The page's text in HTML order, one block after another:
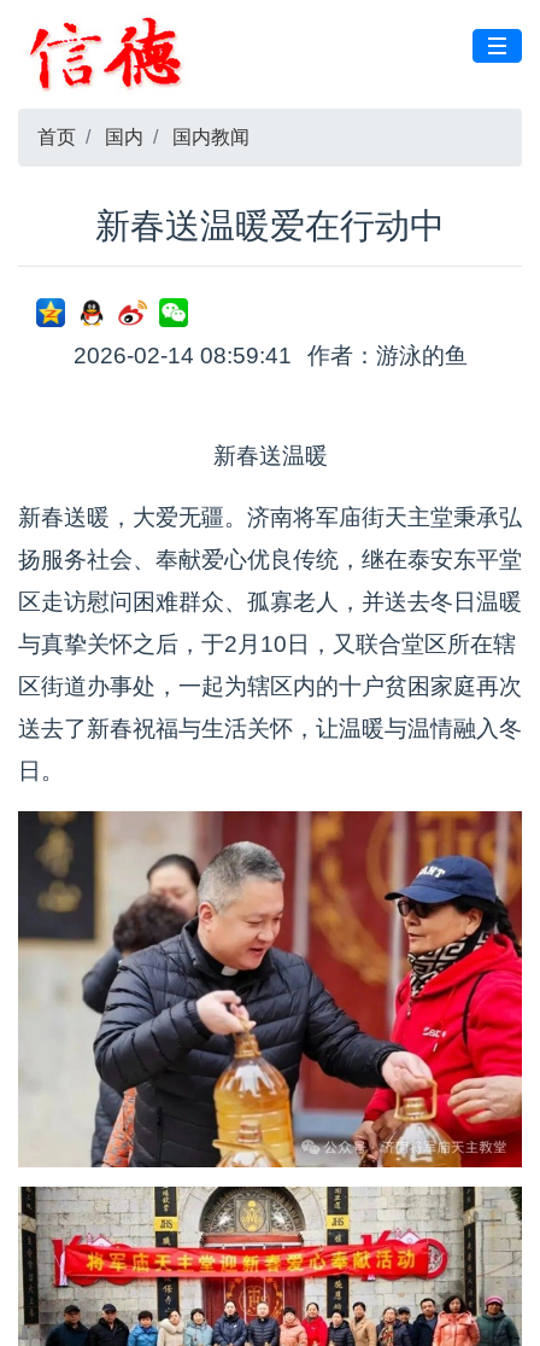
首页 国内 国内教闻
新春送温暖爱在行动中
2026-02-14 08:59:41 作者：游泳的鱼
新春送温暖
新春送暖，大爱无疆。济南将军庙街天主堂秉承弘
扬服务社会、奉献爱心优良传统，继在泰安东平堂
区走访慰问困难群众、孤寡老人，并送去冬日温暖
与真挚关怀之后，于2月10日，又联合堂区所在辖
区街道办事处，一起为辖区内的十户贫困家庭再次
送去了新春祝福与生活关怀，让温暖与温情融入冬
日。